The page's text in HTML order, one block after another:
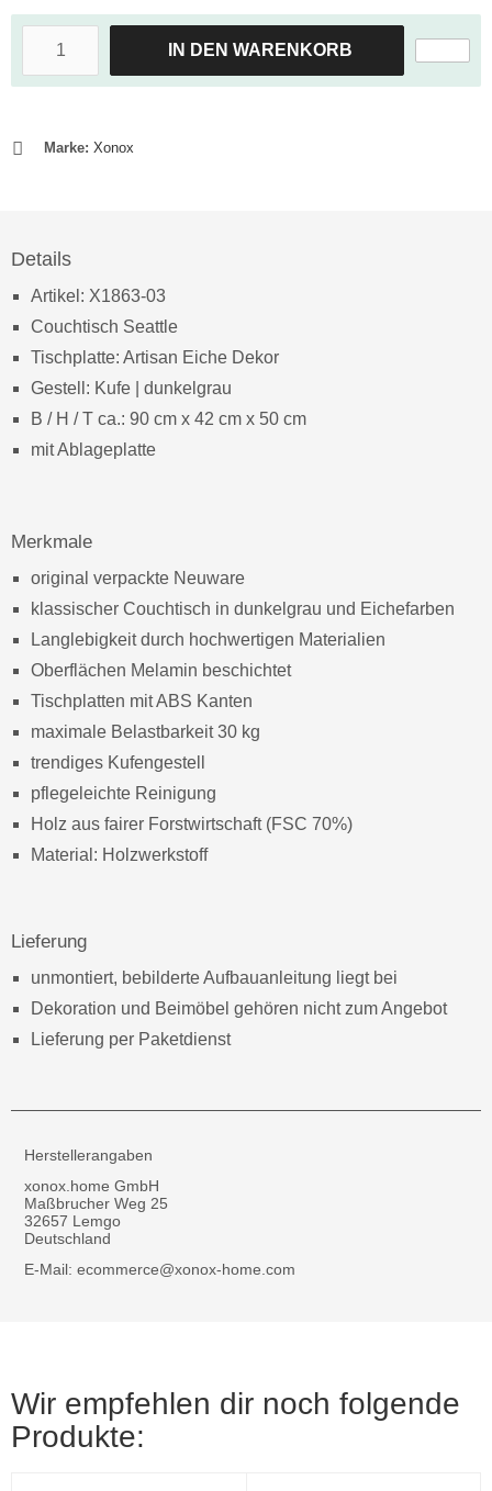
IN DEN WARENKORB
Marke: Xonox
Details
Artikel: X1863-03
Couchtisch Seattle
Tischplatte: Artisan Eiche Dekor
Gestell: Kufe | dunkelgrau
B / H / T ca.: 90 cm x 42 cm x 50 cm
mit Ablageplatte
Merkmale
original verpackte Neuware
klassischer Couchtisch in dunkelgrau und Eichefarben
Langlebigkeit durch hochwertigen Materialien
Oberflächen Melamin beschichtet
Tischplatten mit ABS Kanten
maximale Belastbarkeit 30 kg
trendiges Kufengestell
pflegeleichte Reinigung
Holz aus fairer Forstwirtschaft (FSC 70%)
Material: Holzwerkstoff
Lieferung
unmontiert, bebilderte Aufbauanleitung liegt bei
Dekoration und Beimöbel gehören nicht zum Angebot
Lieferung per Paketdienst
Herstellerangaben
xonox.home GmbH
Maßbrucher Weg 25
32657 Lemgo
Deutschland
E-Mail: ecommerce@xonox-home.com
Wir empfehlen dir noch folgende
Produkte: